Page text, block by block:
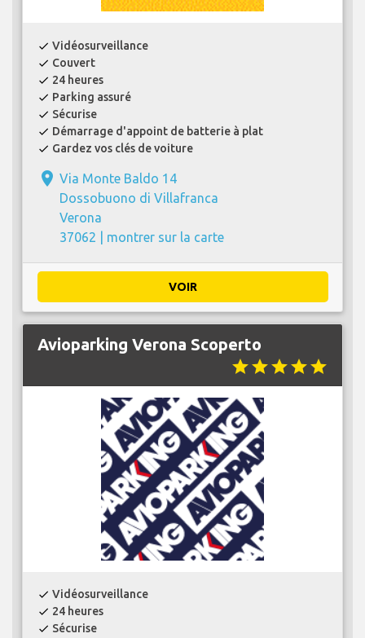
check Vidéosurveillance
check Couvert
check 24 heures
check Parking assuré
check Sécurise
check Démarrage d'appoint de batterie à plat
check Gardez vos clés de voiture
place Via Monte Baldo 14
Dossobuono di Villafranca
Verona
37062 | montrer sur la carte
VOIR
Avioparking Verona Scoperto
starstarstarstarstar
check Vidéosurveillance
check 24 heures
check Sécurise